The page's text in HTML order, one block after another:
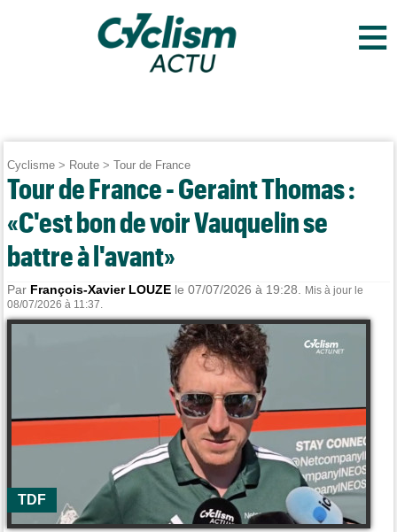
≡
Cyclisme > Route >Tour de France
Tour de France - Geraint Thomas :
«C'est bon de voir Vauquelin se
battre à l'avant»
Par François-Xavier LOUZE le 07/07/2026 à 19:28.
Mis à jour le
08/07/2026 à 11:37.
TDF